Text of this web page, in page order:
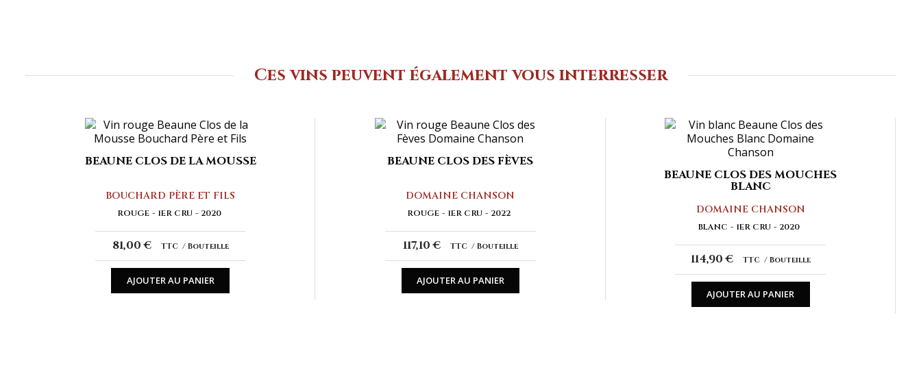
Ces vins peuvent également vous interresser
BEAUNE CLOS DE LA MOUSSE
BOUCHARD PÈRE ET FILS
ROUGE 1ER CRU 2020
81,00 € TTC Bouteille
AJOUTER AU PANIER
BEAUNE CLOS DES FÈVES
DOMAINE CHANSON
ROUGE 1ER CRU 2022
117,10 € TTC Bouteille
AJOUTER AU PANIER
BEAUNE CLOS DES MOUCHES
BLANC
DOMAINE CHANSON
BLANC 1ER CRU 2020
114,90 € TTC Bouteille
AJOUTER AU PANIER